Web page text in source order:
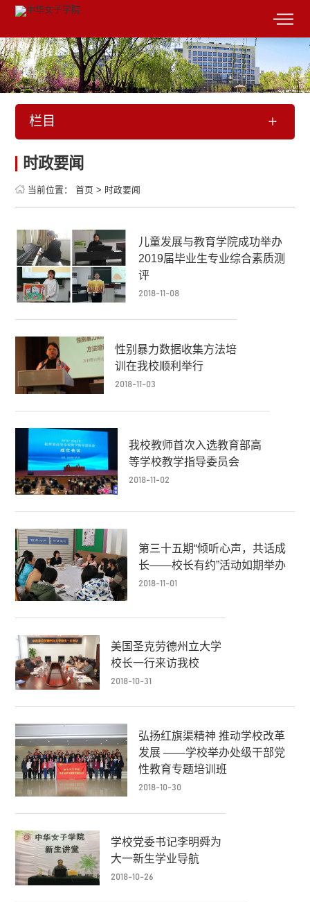
栏目
时政要闻
当前位置： 首页 > 时政要闻
儿童发展与教育学院成功举办
2019届毕业生专业综合素质测
评
2018-11-08
性别暴力数据收集方法培
训在我校顺利举行
2018-11-03
我校教师首次入选教育部高
等学校教学指导委员会
2018-11-02
第三十五期“倾听心声，共话成
长——校长有约”活动如期举办
2018-11-01
美国圣克劳德州立大学
校长一行来访我校
2018-10-31
弘扬红旗渠精神 推动学校改革
发展 ——学校举办处级干部党
性教育专题培训班
2018-10-30
学校党委书记李明舜为
大一新生学业导航
2018-10-26